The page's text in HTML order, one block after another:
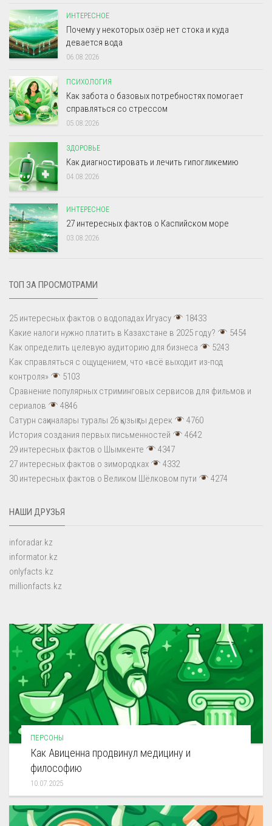
ИНТЕРЕСНОЕ
Почему у некоторых озёр нет стока и куда
девается вода
06.08.2026
ПСИХОЛОГИЯ
Как забота о базовых потребностях помогает
справляться со стрессом
05.08.2026
ЗДОРОВЬЕ
Как диагностировать и лечить гипогликемию
04.08.2026
ИНТЕРЕСНОЕ
27 интересных фактов о Каспийском море
03.08.2026
ТОП ЗА ПРОСМОТРАМИ
25 интересных фактов о водопадах Игуасу
18433
Какие налоги нужно платить в Казахстане в 2025 году?
5454
Как определить целевую аудиторию для бизнеса
5243
Как справляться с ощущением, что «всё выходит из-под
контроля»
5103
Сравнение популярных стриминговых сервисов для фильмов и
сериалов
4846
Сатурн сақиналары туралы 26 қызықты дерек
4760
История создания первых письменностей
4642
29 интересных фактов о Шымкенте
4347
27 интересных фактов о зимородках
4332
30 интересных фактов о Великом Шёлковом пути
4274
НАШИ ДРУЗЬЯ
inforadar.kz
informator.kz
onlyfacts.kz
millionfacts.kz
ПЕРСОНЫ
Как Авиценна продвинул медицину и
философию
10.07.2025